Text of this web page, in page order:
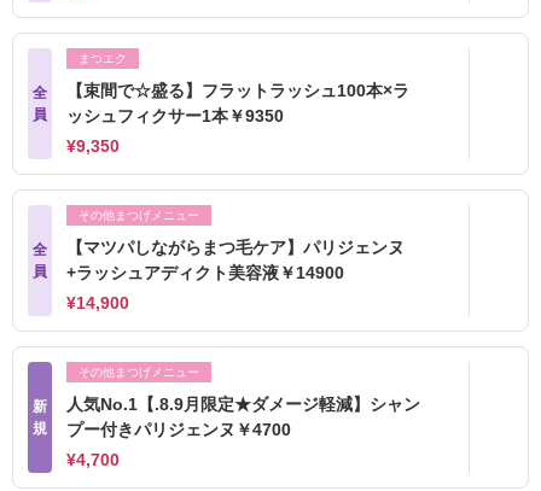
全
員
まつエク
【束間で☆盛る】フラットラッシュ100本×ラ
ッシュフィクサー1本￥9350
¥9,350
全
員
その他まつげメニュー
【マツパしながらまつ毛ケア】パリジェンヌ
+ラッシュアディクト美容液￥14900
¥14,900
新
規
その他まつげメニュー
人気No.1【.8.9月限定★ダメージ軽減】シャン
プー付きパリジェンヌ￥4700
¥4,700